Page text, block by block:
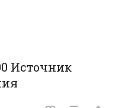
Источник